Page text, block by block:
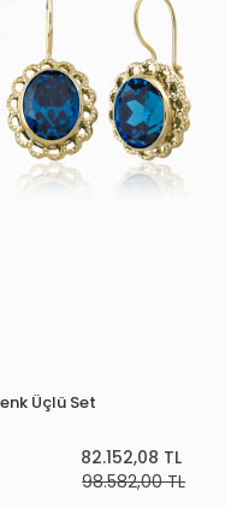
Üçlü Set
82.152,08 TL
98.582,00 TL